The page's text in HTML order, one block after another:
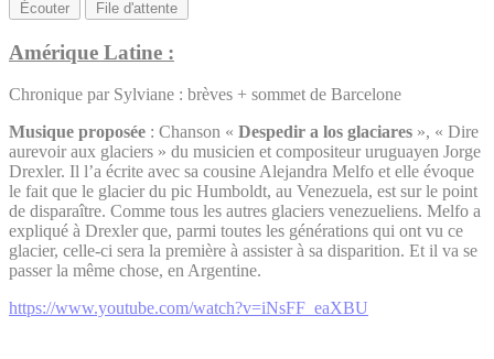
Écouter File d'attente
Amérique Latine :
Chronique par Sylviane : brèves + sommet de Barcelone
Musique proposée : Chanson « Despedir a los glaciares », « Dire
aurevoir aux glaciers » du musicien et compositeur uruguayen Jorge
Drexler. Il l’a écrite avec sa cousine Alejandra Melfo et elle évoque
le fait que le glacier du pic Humboldt, au Venezuela, est sur le point
de disparaître. Comme tous les autres glaciers venezueliens. Melfo a
expliqué à Drexler que, parmi toutes les générations qui ont vu ce
glacier, celle-ci sera la première à assister à sa disparition. Et il va se
passer la même chose, en Argentine.
https://www.youtube.com/watch?v=iNsFF_eaXBU